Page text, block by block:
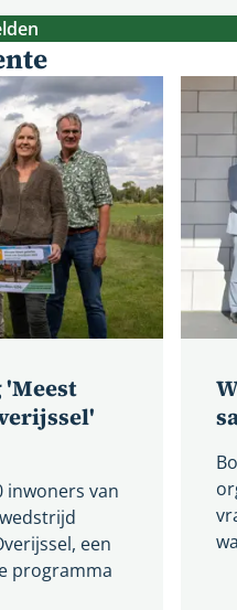
inwoners van
een
programma